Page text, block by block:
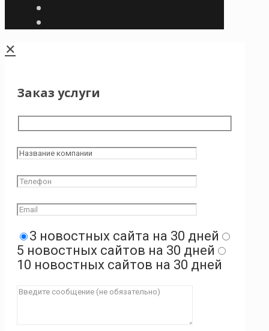
✕
Заказ услуги
3 новостных сайта на 30 дней
5 новостных сайтов на 30 дней
10 новостных сайтов на 30 дней